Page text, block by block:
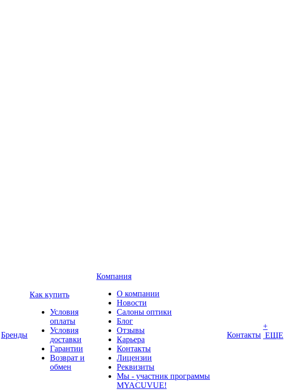
Бренды
Как купить
Условия
оплаты
Условия
доставки
Гарантии
Возврат и
обмен
Компания
О компании
Новости
Салоны оптики
Блог
Отзывы
Карьера
Контакты
Лицензии
Реквизиты
Мы - участник программы
MYACUVUE!
Контакты
+
ЕЩЕ